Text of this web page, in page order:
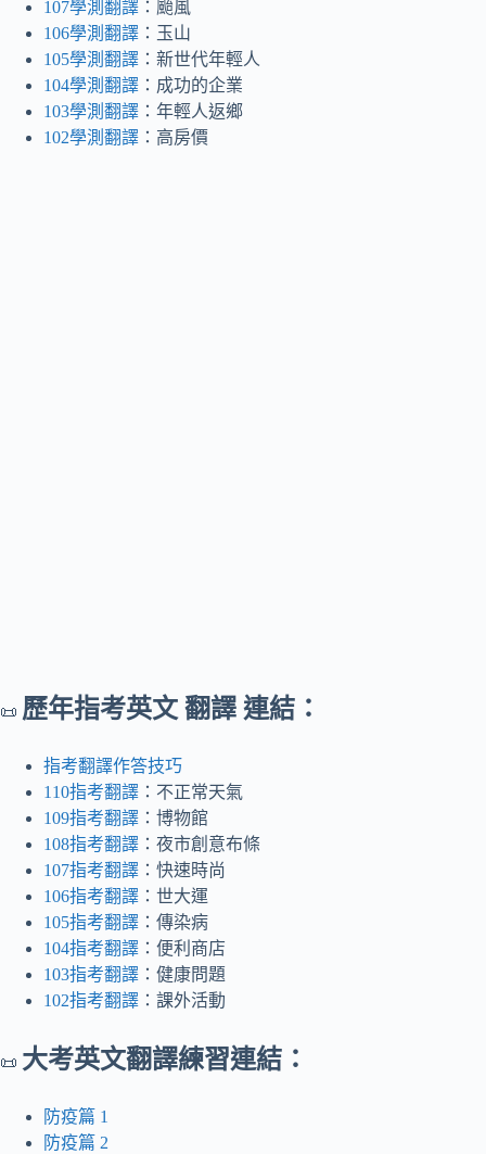
107學測翻譯 ：颱風
106學測翻譯 ：玉山
105學測翻譯 ：新世代年輕人
104學測翻譯 ：成功的企業
103學測翻譯 ：年輕人返鄉
102學測翻譯 ：高房價
📜 歷年指考英文 翻譯 連結：
指考翻譯作答技巧
110指考翻譯 ：不正常天氣
109指考翻譯 ：博物館
108指考翻譯 ：夜市創意布條
107指考翻譯 ：快速時尚
106指考翻譯 ：世大運
105指考翻譯 ：傳染病
104指考翻譯 ：便利商店
103指考翻譯 ：健康問題
102指考翻譯 ：課外活動
📜 大考英文翻譯練習連結：
防疫篇 1
防疫篇 2